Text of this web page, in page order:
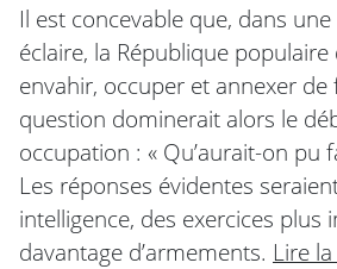
Il est concevable que, dans
éclaire, la République
envahir, occuper et annexer
question dominerait alors le
occupation : « Qu’aurait-on pu
Les réponses évidentes
intelligence, des exercices plus
davantage d’armements. Lire